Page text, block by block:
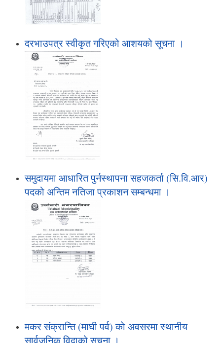
दरभाउपत्र स्वीकृत गरिएको आशयको सूचना ।
समुदायमा आधारित पुर्नस्थापना सहजकर्ता (सि.वि.आर)
पदको अन्तिम नतिजा प्रकाशन सम्बन्धमा ।
मकर संक्रान्ति (माघी पर्व) काे अवसरमा स्थानीय
सार्वजनिक विदाको सूचना ।